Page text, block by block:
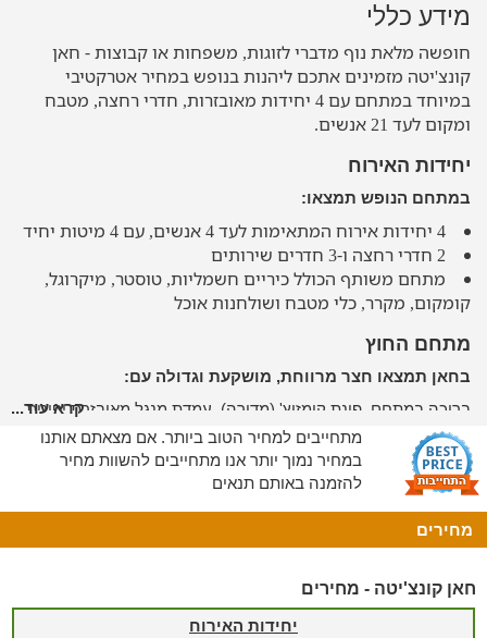
מידע כללי
חופשה מלאת נוף מדברי לזוגות, משפחות או קבוצות - חאן
קונצ'יטה מזמינים אתכם ליהנות בנופש במחיר אטרקטיבי
במיוחד במתחם עם 4 יחידות מאובזרות, חדרי רחצה, מטבח
ומקום לעד 21 אנשים.
יחידות האירוח
במתחם הנופש תמצאו:
4 יחידות אירוח המתאימות לעד 4 אנשים, עם 4 מיטות יחיד
2 חדרי רחצה ו-3 חדרים שירותים
מתחם משותף הכולל כיריים חשמליות, טוסטר, מיקרוגל,
קומקום, מקרר, כלי מטבח ושולחנות אוכל
מתחם החוץ
בחאן תמצאו חצר מרווחת, מושקעת וגדולה עם:
בריכה במתחם, פינת קומזיץ' (מדורה), עמדת מנגל מאובזרת ופינות
ישיבה נוחות.
טוב לדעת
עד 20 איש.
* בתיאום מראש ותוספת תשלום ניתן להביא כלבים למתחם
הסביבה
אטרקציות מהנות בקרבת המקום:
קרא עוד...
מתחייבים למחיר הטוב ביותר. אם מצאתם אותנו
במחיר נמוך יותר אנו מתחייבים להשוות מחיר
להזמנה באותם תנאים
מחירים
חאן קונצ'יטה - מחירים
יחידות האירוח